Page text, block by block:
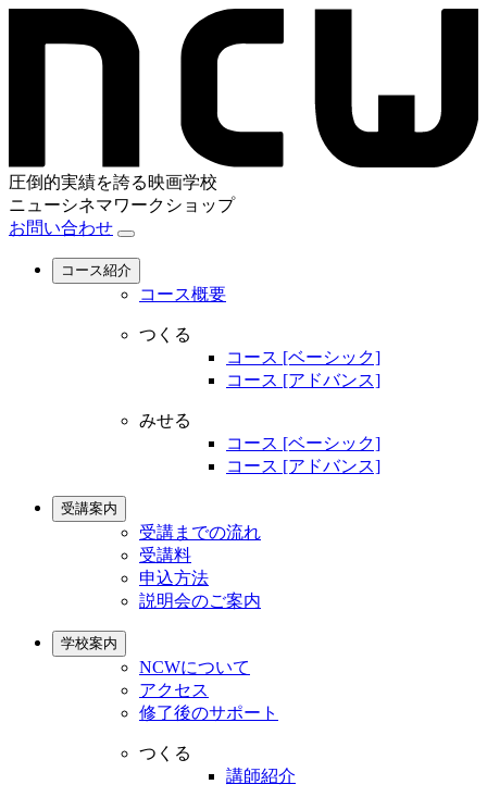
圧倒的実績を誇る映画学校
ニューシネマワークショップ
お問い合わせ
コース紹介
コース概要
つくる
コース [ベーシック]
コース [アドバンス]
みせる
コース [ベーシック]
コース [アドバンス]
受講案内
受講までの流れ
受講料
申込方法
説明会のご案内
学校案内
NCWについて
アクセス
修了後のサポート
つくる
講師紹介